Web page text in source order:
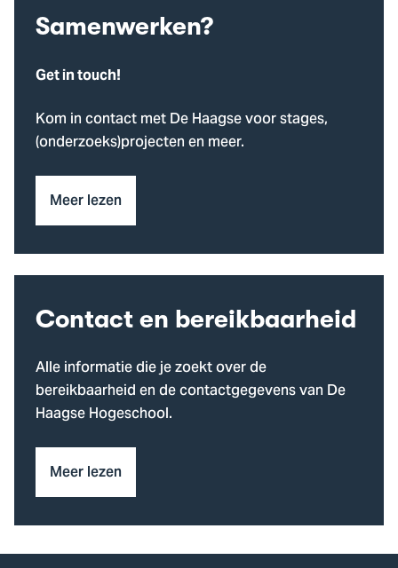
Samenwerken?
Get in touch!
Kom in contact met De Haagse voor stages,
(onderzoeks)projecten en meer.
Meer lezen
Contact en bereikbaarheid
Alle informatie die je zoekt over de
bereikbaarheid en de contactgegevens van De
Haagse Hogeschool.
Meer lezen